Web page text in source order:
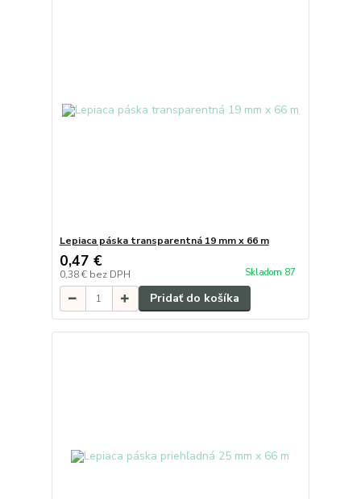
Lepiaca páska transparentná 19 mm x 66 m
0,47 €
0,38 € bez DPH Skladom 87
Pridať do košíka